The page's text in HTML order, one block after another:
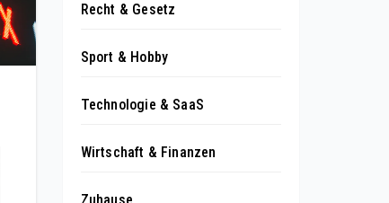
Recht & Gesetz
Sport & Hobby
Technologie & SaaS
Wirtschaft & Finanzen